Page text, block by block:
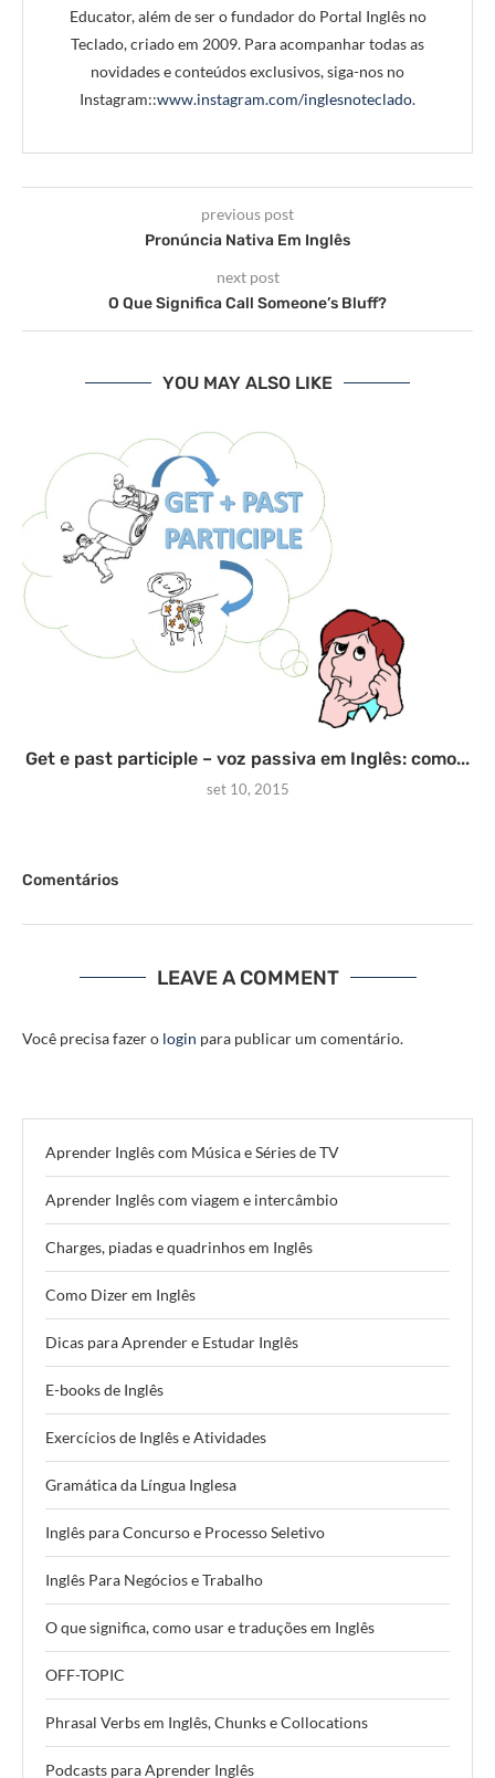
Educator, além de ser o fundador do Portal Inglês no
Teclado, criado em 2009. Para acompanhar todas as
novidades e conteúdos exclusivos, siga-nos no
Instagram::www.instagram.com/inglesnoteclado.
previous post
Pronúncia Nativa Em Inglês
next post
O Que Significa Call Someone’s Bluff?
YOU MAY ALSO LIKE
Get e past participle – voz passiva em Inglês: como...
set 10, 2015
Comentários
LEAVE A COMMENT
Você precisa fazer o login para publicar um comentário.
Aprender Inglês com Música e Séries de TV
Aprender Inglês com viagem e intercâmbio
Charges, piadas e quadrinhos em Inglês
Como Dizer em Inglês
Dicas para Aprender e Estudar Inglês
E-books de Inglês
Exercícios de Inglês e Atividades
Gramática da Língua Inglesa
Inglês para Concurso e Processo Seletivo
Inglês Para Negócios e Trabalho
O que significa, como usar e traduções em Inglês
OFF-TOPIC
Phrasal Verbs em Inglês, Chunks e Collocations
Podcasts para Aprender Inglês